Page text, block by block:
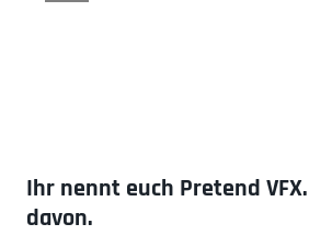
Ihr nennt euch Pretend
davon.